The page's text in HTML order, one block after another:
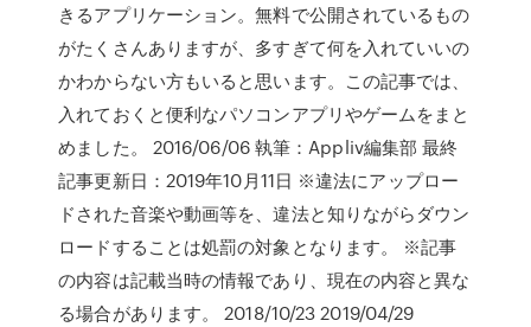
きるアプリケーション。無料で公開されているもの
がたくさんありますが、多すぎて何を入れていいの
かわからない方もいると思います。この記事では、
入れておくと便利なパソコンアプリやゲームをまと
めました。 2016/06/06 執筆：Appliv編集部 最終
記事更新日：2019年10月11日 ※違法にアップロー
ドされた音楽や動画等を、違法と知りながらダウン
ロードすることは処罰の対象となります。 ※記事
の内容は記載当時の情報であり、現在の内容と異な
る場合があります。 2018/10/23 2019/04/29